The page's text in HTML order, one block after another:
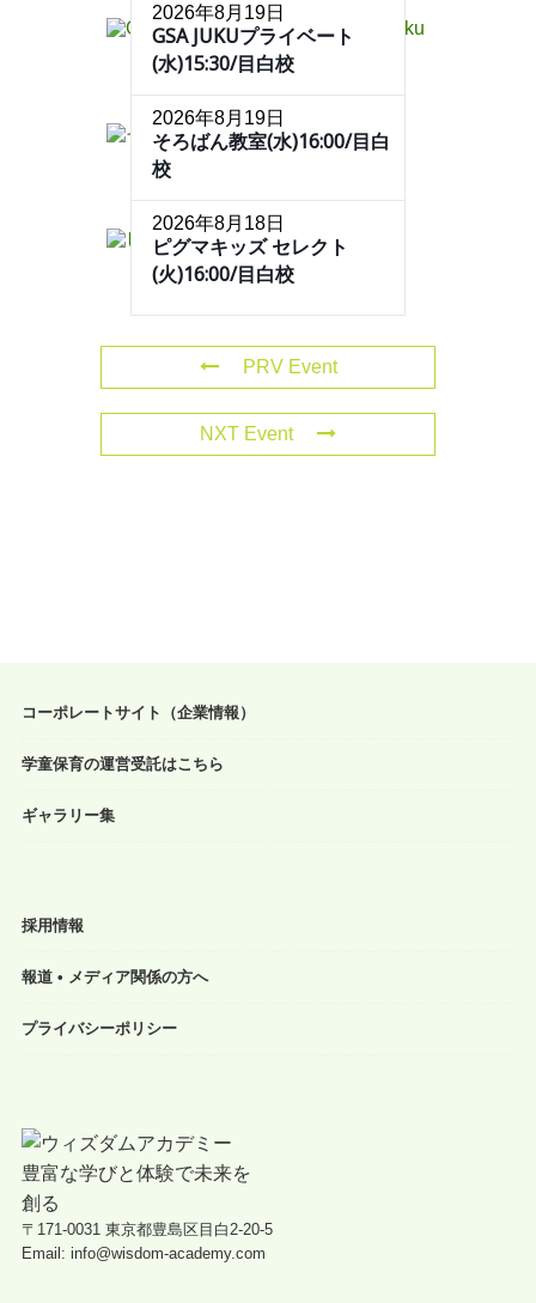
2026年8月19日
GSA JUKUプライベート
(水)15:30/目白校
2026年8月19日
そろばん教室(水)16:00/目白
校
2026年8月18日
ピグマキッズ セレクト
(火)16:00/目白校
PRV Event
NXT Event
コーポレートサイト（企業情報）
学童保育の運営受託はこちら
ギャラリー集
採用情報
報道 • メディア関係の方へ
プライバシーポリシー
〒171-0031 東京都豊島区目白2-20-5
Email: info@wisdom-academy.com